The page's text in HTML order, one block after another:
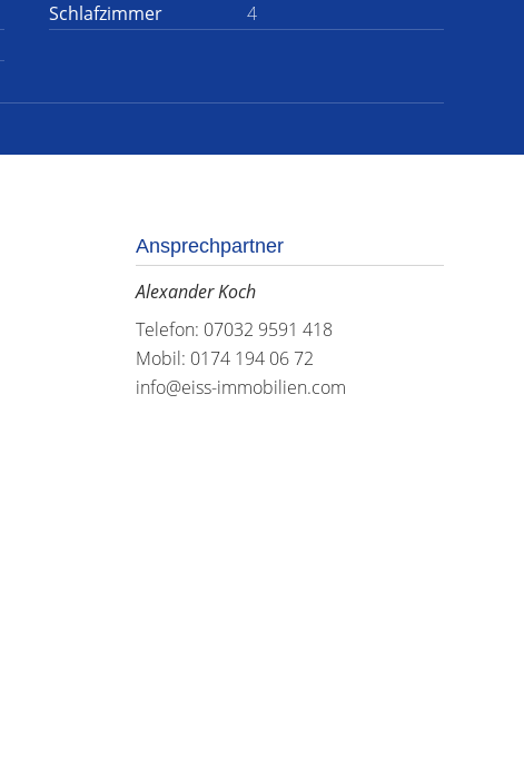
Schlafzimmer
4
Ansprechpartner
Alexander Koch
Telefon: 07032 9591 418
Mobil: 0174 194 06 72
info@eiss-immobilien.com